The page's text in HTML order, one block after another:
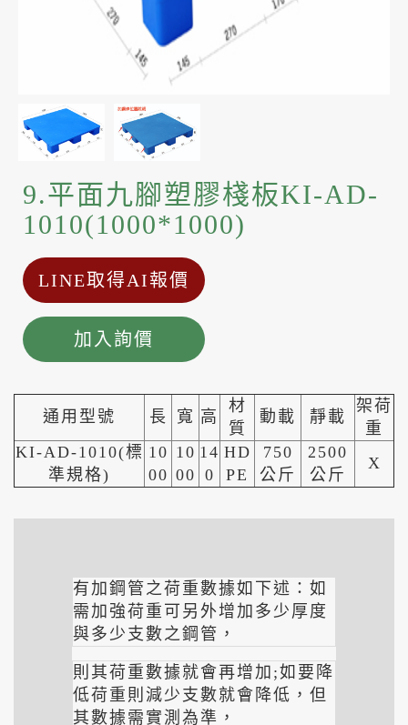
9.平面九腳塑膠棧板KI-AD-
1010(1000*1000)
LINE取得AI報價
加入詢價
通用型號 長 寬 高
材
質
動載 靜載
架荷
重
KI-AD-1010(標
準規格)
10
00
10
00
14
0
HD
PE
750
公斤
2500
公斤
X
有加鋼管之荷重數據如下述：如
需加強荷重可另外增加多少厚度
與多少支數之鋼管，
則其荷重數據就會再增加;如要降
低荷重則減少支數就會降低，但
其數據需實測為準，